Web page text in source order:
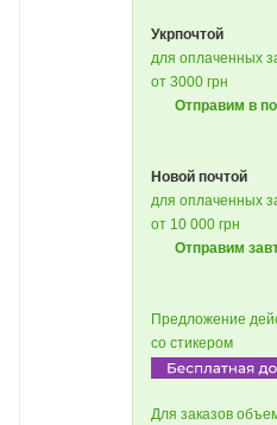
Укрпочтой
для оплаченных
от 3000 грн
Отправим в
Новой почтой
для оплаченных
от 10 000 грн
Отправим
Предложение
со стикером
Для заказов